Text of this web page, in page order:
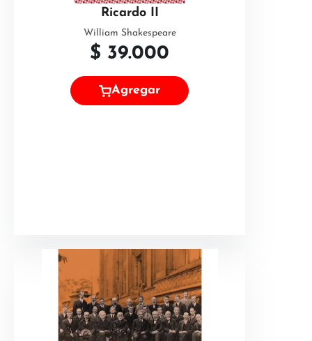
Ricardo II
William Shakespeare
$ 39.000
Agregar